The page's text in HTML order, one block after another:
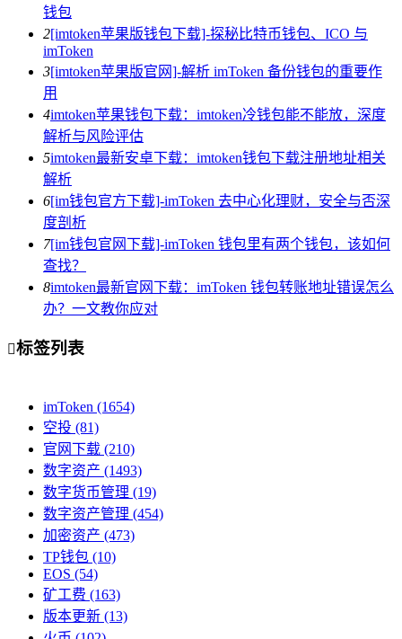
钱包
2[imtoken苹果版钱包下载]-探秘比特币钱包、ICO 与
imToken
3[imtoken苹果版官网]-解析 imToken 备份钱包的重要作
用
4imtoken苹果钱包下载：imtoken冷钱包能不能放，深度
解析与风险评估
5imtoken最新安卓下载：imtoken钱包下载注册地址相关
解析
6[im钱包官方下载]-imToken 去中心化理财，安全与否深
度剖析
7[im钱包官网下载]-imToken 钱包里有两个钱包，该如何
查找？
8imtoken最新官网下载：imToken 钱包转账地址错误怎么
办？一文教你应对
标签列表
imToken (1654)
空投 (81)
官网下载 (210)
数字资产 (1493)
数字货币管理 (19)
数字资产管理 (454)
加密资产 (473)
TP钱包 (10)
EOS (54)
矿工费 (163)
版本更新 (13)